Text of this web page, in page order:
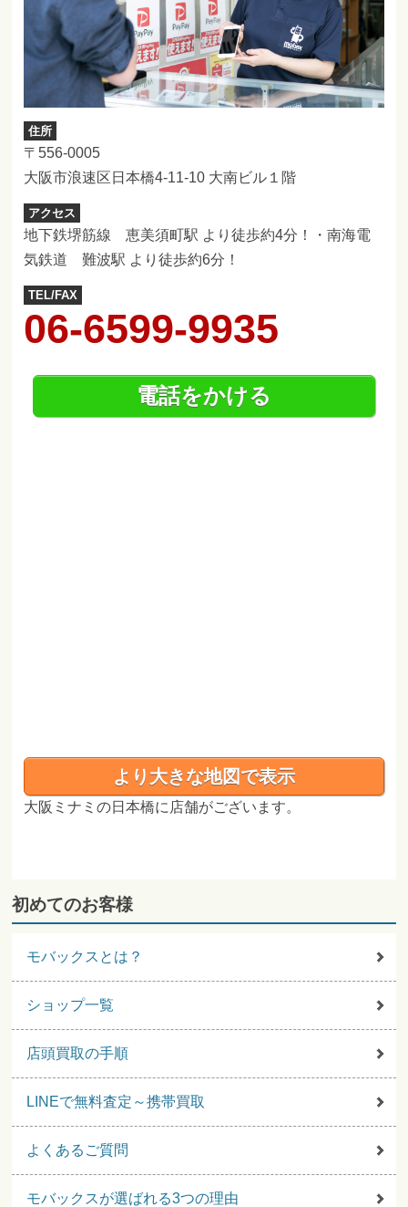
住所
〒556-0005
大阪市浪速区日本橋4-11-10 大南ビル１階
アクセス
地下鉄堺筋線 恵美須町駅 より徒歩約4分！・南海電
気鉄道 難波駅 より徒歩約6分！
TEL/FAX
06-6599-9935
電話をかける
より大きな地図で表示
大阪ミナミの日本橋に店舗がございます。
初めてのお客様
モバックスとは？
ショップ一覧
店頭買取の手順
LINEで無料査定～携帯買取
よくあるご質問
モバックスが選ばれる3つの理由